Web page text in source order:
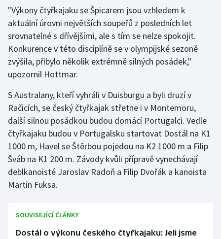
Rychlobruslení
Rychlostní kanoistika
Short track
Sportovní střelba
Stolní tenis
Triatlon
Veslování
Vodní slalom
"Výkony čtyřkajaku se Špicarem jsou vzhledem k
aktuální úrovni největších soupeřů z posledních let
srovnatelné s dřívějšími, ale s tím se nelze spokojit.
Konkurence v této disciplíně se v olympijské sezoně
zvýšila, přibylo několik extrémně silných posádek,"
upozornil Hottmar.
S Australany, kteří vyhráli v Duisburgu a byli druzí v
Račicích, se český čtyřkajak střetne i v Montemoru,
další silnou posádkou budou domácí Portugalci. Vedle
čtyřkajaku budou v Portugalsku startovat Dostál na K1
1000 m, Havel se Štěrbou pojedou na K2 1000 m a Filip
Šváb na K1 200 m. Závody kvůli přípravě vynechávají
deblkanoisté Jaroslav Radoň a Filip Dvořák a kanoista
Martin Fuksa.
SOUVISEJÍCÍ ČLÁNKY
Dostál o výkonu českého čtyřkajaku: Jeli jsme